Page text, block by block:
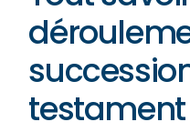
testament